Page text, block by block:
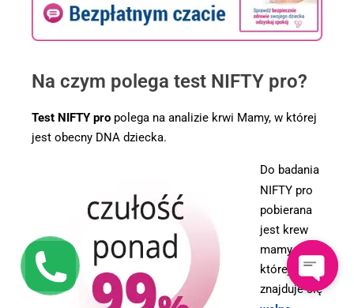
Na czym polega test NIFTY pro?
Test NIFTY pro polega na analizie krwi Mamy, w której
jest obecny DNA dziecka.
Do badania
NIFTY pro
pobierana
jest krew
mamy, w
której
znajduje się